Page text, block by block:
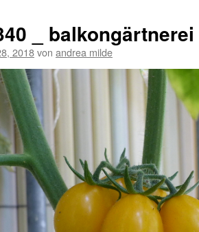
_ balkongärtnerei
2018von andrea milde